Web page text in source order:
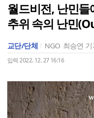
월드비전, 난민
추위 속의 난민
교단/단체 NGO 최승연
입력 2022. 12. 27 16:16